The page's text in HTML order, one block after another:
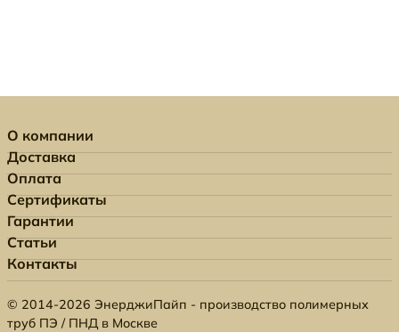
О компании
Доставка
Оплата
Сертификаты
Гарантии
Статьи
Контакты
© 2014-2026 ЭнерджиПайп - производство полимерных
труб ПЭ / ПНД в Москве